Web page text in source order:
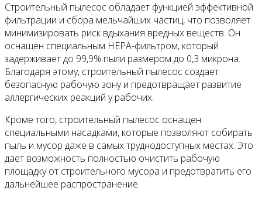
Строительный пылесос обладает функцией эффективной
фильтрации и сбора мельчайших частиц, что позволяет
минимизировать риск вдыхания вредных веществ. Он
оснащен специальным HEPA-фильтром, который
задерживает до 99,9% пыли размером до 0,3 микрона.
Благодаря этому, строительный пылесос создает
безопасную рабочую зону и предотвращает развитие
аллергических реакций у рабочих.
Кроме того, строительный пылесос оснащен
специальными насадками, которые позволяют собирать
пыль и мусор даже в самых труднодоступных местах. Это
дает возможность полностью очистить рабочую
площадку от строительного мусора и предотвратить его
дальнейшее распространение.